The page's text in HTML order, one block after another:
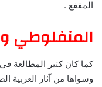
المقفع .
المنفلوطي
كما كان كثير المطالعة
وسواها من آثار العربية